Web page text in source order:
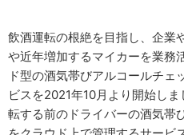
飲酒運転の根絶を目指し、企業
や近年増加するマイカーを業務
ド型の酒気帯びアルコールチェ
ビスを2021年10月より開始し
転する前のドライバーの酒気帯